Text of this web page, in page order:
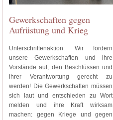
Gewerkschaften gegen
Aufrüstung und Krieg
Unterschriftenaktion: Wir fordern
unsere Gewerkschaften und ihre
Vorstände auf, den Beschlüssen und
ihrer Verantwortung gerecht zu
werden! Die Gewerkschaften müssen
sich laut und entschieden zu Wort
melden und ihre Kraft wirksam
machen: gegen Kriege und gegen